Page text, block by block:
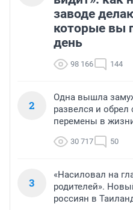
заводе
которые вы
день
98 166 144
2
Одна вышла
развелся и
перемены в
30 717 50
3
«Насиловал на
родителей».
россиян в